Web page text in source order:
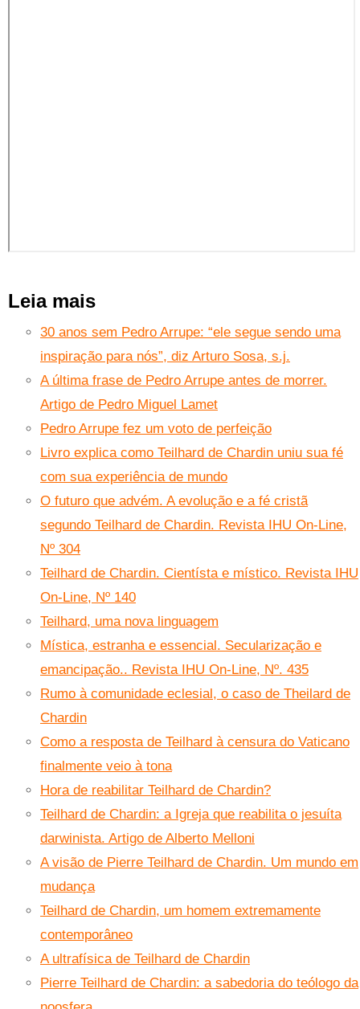
Leia mais
30 anos sem Pedro Arrupe: “ele segue sendo uma
inspiração para nós”, diz Arturo Sosa, s.j.
A última frase de Pedro Arrupe antes de morrer.
Artigo de Pedro Miguel Lamet
Pedro Arrupe fez um voto de perfeição
Livro explica como Teilhard de Chardin uniu sua fé
com sua experiência de mundo
O futuro que advém. A evolução e a fé cristã
segundo Teilhard de Chardin. Revista IHU On-Line,
Nº 304
Teilhard de Chardin. Cientísta e místico. Revista IHU
On-Line, Nº 140
Teilhard, uma nova linguagem
Mística, estranha e essencial. Secularização e
emancipação.. Revista IHU On-Line, Nº. 435
Rumo à comunidade eclesial, o caso de Theilard de
Chardin
Como a resposta de Teilhard à censura do Vaticano
finalmente veio à tona
Hora de reabilitar Teilhard de Chardin?
Teilhard de Chardin: a Igreja que reabilita o jesuíta
darwinista. Artigo de Alberto Melloni
A visão de Pierre Teilhard de Chardin. Um mundo em
mudança
Teilhard de Chardin, um homem extremamente
contemporâneo
A ultrafísica de Teilhard de Chardin
Pierre Teilhard de Chardin: a sabedoria do teólogo da